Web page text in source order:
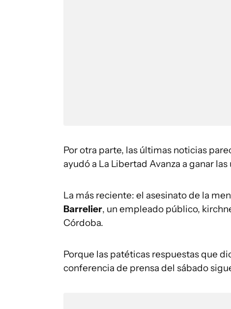
Por otra parte, las últimas noticias
ayudó a La Libertad Avanza a ganar
La más reciente: el asesinato de la
Barrelier, un empleado público,
Córdoba.
Porque las patéticas respuestas que
conferencia de prensa del sábado